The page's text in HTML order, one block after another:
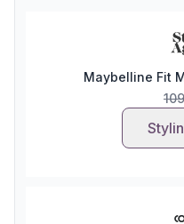
Maybelline Fit